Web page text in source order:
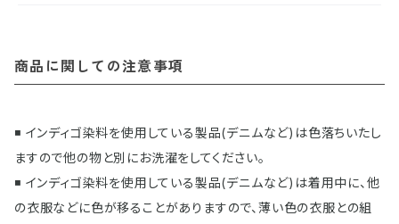
商品に関しての注意事項
◾️ インディゴ染料を使用している製品(デニムなど)は色落ちいたし
ますので他の物と別にお洗濯をしてください。
◾️ インディゴ染料を使用している製品(デニムなど)は着用中に、他
の衣服などに色が移ることがありますので、薄い色の衣服との組